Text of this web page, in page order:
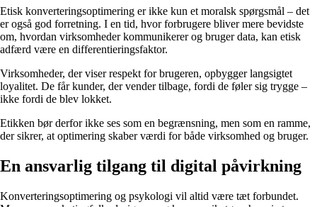
Etisk konverteringsoptimering er ikke kun et moralsk spørgsmål – det
er også god forretning. I en tid, hvor forbrugere bliver mere bevidste
om, hvordan virksomheder kommunikerer og bruger data, kan etisk
adfærd være en differentieringsfaktor.
Virksomheder, der viser respekt for brugeren, opbygger langsigtet
loyalitet. De får kunder, der vender tilbage, fordi de føler sig trygge –
ikke fordi de blev lokket.
Etikken bør derfor ikke ses som en begrænsning, men som en ramme,
der sikrer, at optimering skaber værdi for både virksomhed og bruger.
En ansvarlig tilgang til digital påvirkning
Konverteringsoptimering og psykologi vil altid være tæt forbundet.